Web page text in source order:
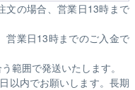
文の場合、営業日13時まで
営業日13時までのご入金で
範囲で発送いたします。
以内でお願いします。長期